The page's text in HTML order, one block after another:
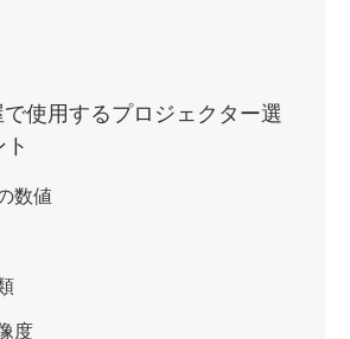
使用するプロジェクター選
数値
度